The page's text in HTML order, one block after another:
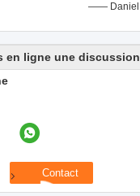
—— Daniel
en ligne une discussion